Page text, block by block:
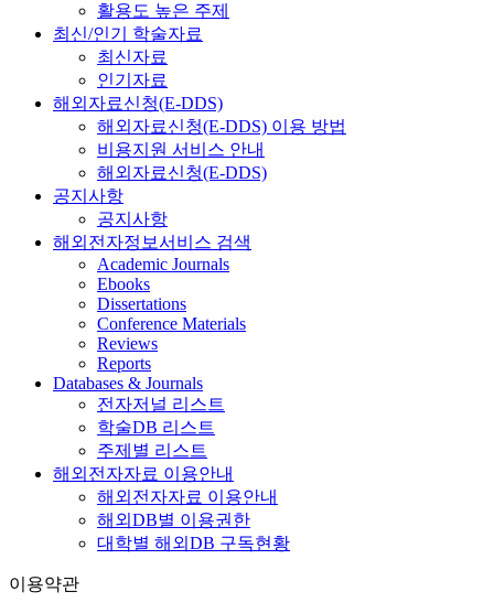
활용도 높은 주제
최신/인기 학술자료
최신자료
인기자료
해외자료신청(E-DDS)
해외자료신청(E-DDS) 이용 방법
비용지원 서비스 안내
해외자료신청(E-DDS)
공지사항
공지사항
해외전자정보서비스 검색
Academic Journals
Ebooks
Dissertations
Conference Materials
Reviews
Reports
Databases & Journals
전자저널 리스트
학술DB 리스트
주제별 리스트
해외전자자료 이용안내
해외전자자료 이용안내
해외DB별 이용권한
대학별 해외DB 구독현황
이용약관